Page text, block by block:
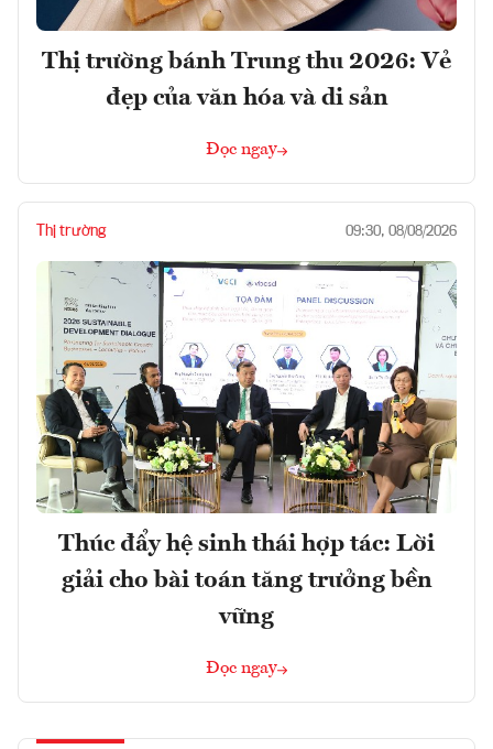
Thị trường bánh Trung thu 2026: Vẻ
đẹp của văn hóa và di sản
Đọc ngay
Thị trường 09:30, 08/08/2026
Thúc đẩy hệ sinh thái hợp tác: Lời
giải cho bài toán tăng trưởng bền
vững
Đọc ngay